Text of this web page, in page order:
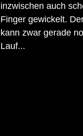
inzwischen auch
Finger gewickelt.
kann zwar gerade
Lauf...